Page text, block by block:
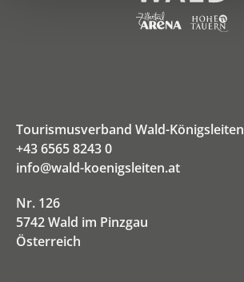
Tourismusverband Wald-Königsleiten
+43 6565 8243 0
info@wald-koenigsleiten.at
Nr. 126
5742 Wald im Pinzgau
Österreich